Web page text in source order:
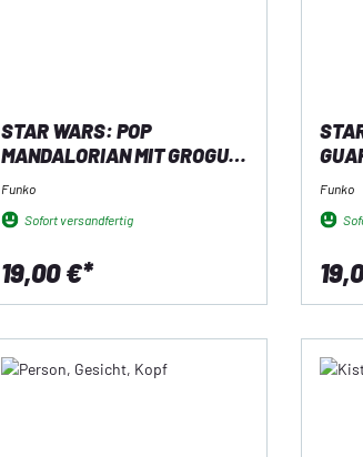
STAR WARS: POP
MANDALORIAN MIT GROGU
(818)
Funko
Sofort versandfertig
19,00 €*
Funko